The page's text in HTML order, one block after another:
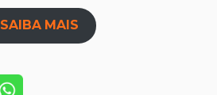
SAIBA MAIS